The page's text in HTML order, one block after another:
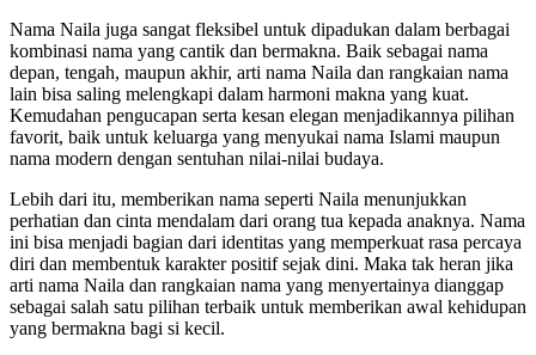
Nama Naila juga sangat fleksibel untuk dipadukan dalam berbagai
kombinasi nama yang cantik dan bermakna. Baik sebagai nama
depan, tengah, maupun akhir, arti nama Naila dan rangkaian nama
lain bisa saling melengkapi dalam harmoni makna yang kuat.
Kemudahan pengucapan serta kesan elegan menjadikannya pilihan
favorit, baik untuk keluarga yang menyukai nama Islami maupun
nama modern dengan sentuhan nilai-nilai budaya.
Lebih dari itu, memberikan nama seperti Naila menunjukkan
perhatian dan cinta mendalam dari orang tua kepada anaknya. Nama
ini bisa menjadi bagian dari identitas yang memperkuat rasa percaya
diri dan membentuk karakter positif sejak dini. Maka tak heran jika
arti nama Naila dan rangkaian nama yang menyertainya dianggap
sebagai salah satu pilihan terbaik untuk memberikan awal kehidupan
yang bermakna bagi si kecil.